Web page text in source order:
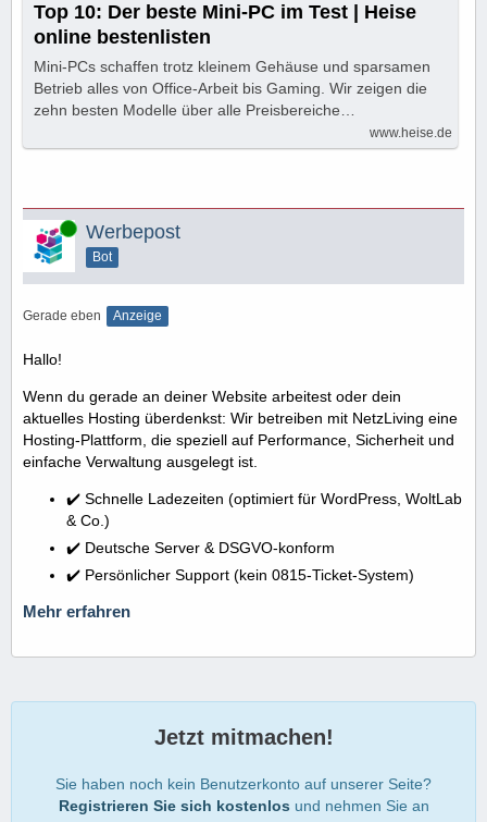
Top 10: Der beste Mini-PC im Test | Heise
online bestenlisten
Mini-PCs schaffen trotz kleinem Gehäuse und sparsamen
Betrieb alles von Office-Arbeit bis Gaming. Wir zeigen die
zehn besten Modelle über alle Preisbereiche…
www.heise.de
Online Werbepost
Bot
Gerade eben Anzeige
Hallo!
Wenn du gerade an deiner Website arbeitest oder dein
aktuelles Hosting überdenkst: Wir betreiben mit NetzLiving eine
Hosting-Plattform, die speziell auf Performance, Sicherheit und
einfache Verwaltung ausgelegt ist.
✔️ Schnelle Ladezeiten (optimiert für WordPress, WoltLab
& Co.)
✔️ Deutsche Server & DSGVO-konform
✔️ Persönlicher Support (kein 0815-Ticket-System)
Mehr erfahren
Jetzt mitmachen!
Sie haben noch kein Benutzerkonto auf unserer Seite?
Registrieren Sie sich kostenlos und nehmen Sie an